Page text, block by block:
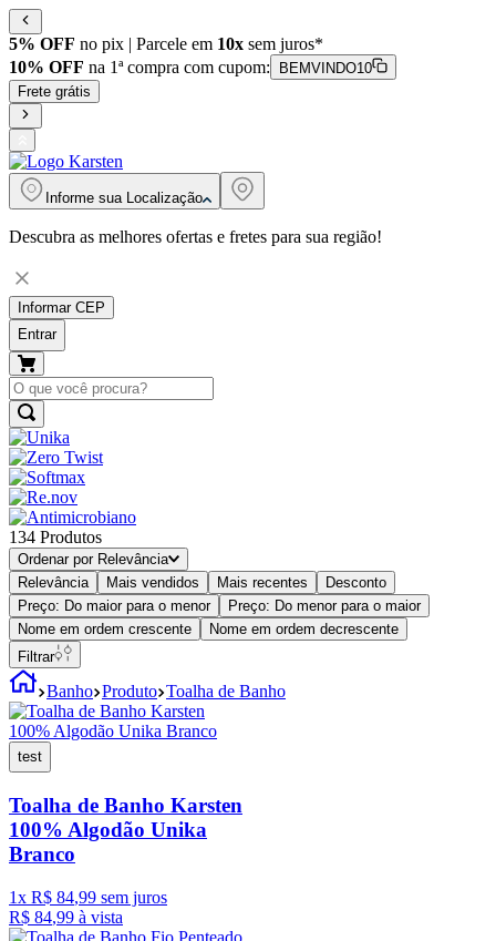
5% OFF no pix | Parcele em 10x sem juros*
10% OFF na 1ª compra com cupom:
BEMVINDO10
Frete grátis
Informe sua Localização
Descubra as melhores ofertas e fretes para sua região!
Informar CEP
Entrar
134 Produtos
Ordenar por Relevância
Relevância
Mais vendidos Mais recentes
Desconto
Preço: Do maior para o menor
Preço: Do menor para o maior
Nome em ordem crescente
Nome em ordem decrescente
Filtrar
Banho Produto Toalha de Banho
test
Toalha de Banho Karsten
100% Algodão Unika
Branco
1x R$ 84,99 sem juros
R$ 84,99 à vista